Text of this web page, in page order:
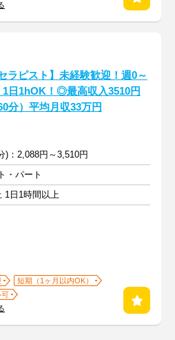
セラピスト】未経験歓迎！週0～
1日1hOK！◎最高収入3510円
60分）平均月収33万円
)：2,088円～3,510円
・パート
1日1時間以上
短期（1ヶ月以内OK）
可